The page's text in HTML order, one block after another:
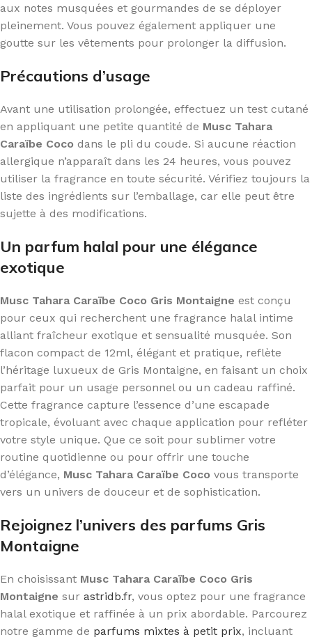
aux notes musquées et gourmandes de se déployer
pleinement. Vous pouvez également appliquer une
goutte sur les vêtements pour prolonger la diffusion.
Précautions d’usage
Avant une utilisation prolongée, effectuez un test cutané
en appliquant une petite quantité de Musc Tahara
Caraïbe Coco dans le pli du coude. Si aucune réaction
allergique n’apparaît dans les 24 heures, vous pouvez
utiliser la fragrance en toute sécurité. Vérifiez toujours la
liste des ingrédients sur l’emballage, car elle peut être
sujette à des modifications.
Un parfum halal pour une élégance
exotique
Musc Tahara Caraïbe Coco Gris Montaigne est conçu
pour ceux qui recherchent une fragrance halal intime
alliant fraîcheur exotique et sensualité musquée. Son
flacon compact de 12ml, élégant et pratique, reflète
l’héritage luxueux de Gris Montaigne, en faisant un choix
parfait pour un usage personnel ou un cadeau raffiné.
Cette fragrance capture l’essence d’une escapade
tropicale, évoluant avec chaque application pour refléter
votre style unique. Que ce soit pour sublimer votre
routine quotidienne ou pour offrir une touche
d’élégance, Musc Tahara Caraïbe Coco vous transporte
vers un univers de douceur et de sophistication.
Rejoignez l’univers des parfums Gris
Montaigne
En choisissant Musc Tahara Caraïbe Coco Gris
Montaigne sur astridb.fr, vous optez pour une fragrance
halal exotique et raffinée à un prix abordable. Parcourez
notre gamme de parfums mixtes à petit prix, incluant